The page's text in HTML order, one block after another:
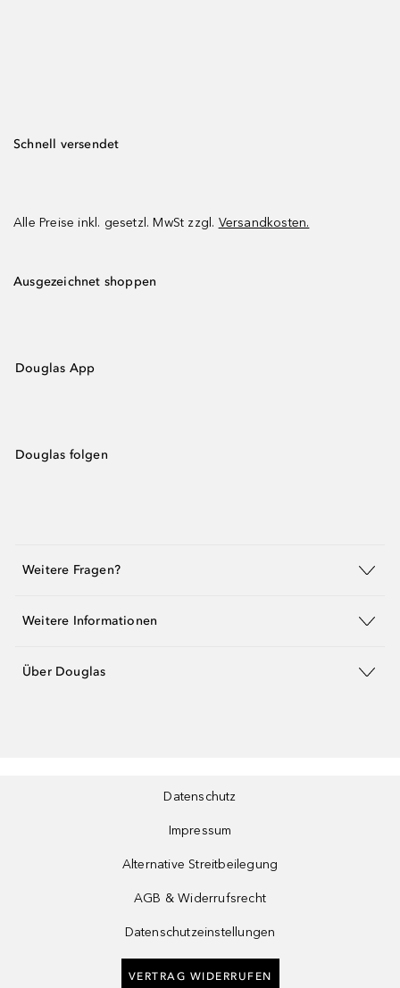
Schnell versendet
Alle Preise inkl. gesetzl. MwSt zzgl. Versandkosten.
Ausgezeichnet shoppen
Douglas App
Douglas folgen
Weitere Fragen?
Weitere Informationen
Über Douglas
Datenschutz
Impressum
Alternative Streitbeilegung
AGB & Widerrufsrecht
Datenschutzeinstellungen
VERTRAG WIDERRUFEN